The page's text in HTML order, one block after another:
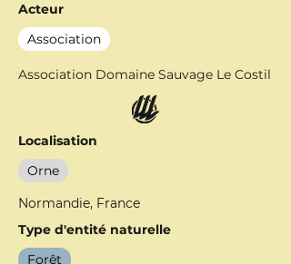
Acteur
Association
Association Domaine Sauvage Le Costil
Localisation
Orne
Normandie, France
Type d'entité naturelle
Forêt